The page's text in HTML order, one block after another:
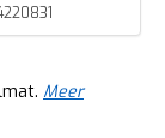
Meer